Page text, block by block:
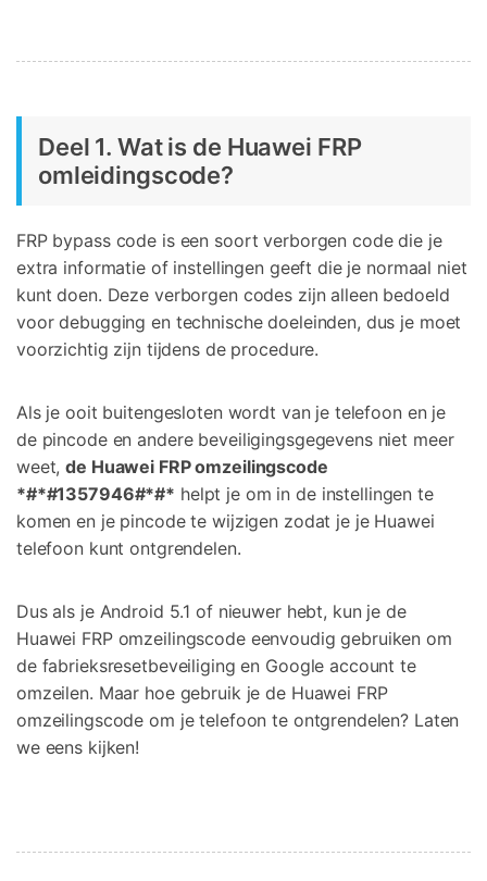
Deel 1. Wat is de Huawei FRP
omleidingscode?
FRP bypass code is een soort verborgen code die je
extra informatie of instellingen geeft die je normaal niet
kunt doen. Deze verborgen codes zijn alleen bedoeld
voor debugging en technische doeleinden, dus je moet
voorzichtig zijn tijdens de procedure.
Als je ooit buitengesloten wordt van je telefoon en je
de pincode en andere beveiligingsgegevens niet meer
weet,de Huawei FRP omzeilingscode
*#*#1357946#*#* helpt je om in de instellingen te
komen en je pincode te wijzigen zodat je je Huawei
telefoon kunt ontgrendelen.
Dus als je Android 5.1 of nieuwer hebt, kun je de
Huawei FRP omzeilingscode eenvoudig gebruiken om
de fabrieksresetbeveiliging en Google account te
omzeilen. Maar hoe gebruik je de Huawei FRP
omzeilingscode om je telefoon te ontgrendelen? Laten
we eens kijken!